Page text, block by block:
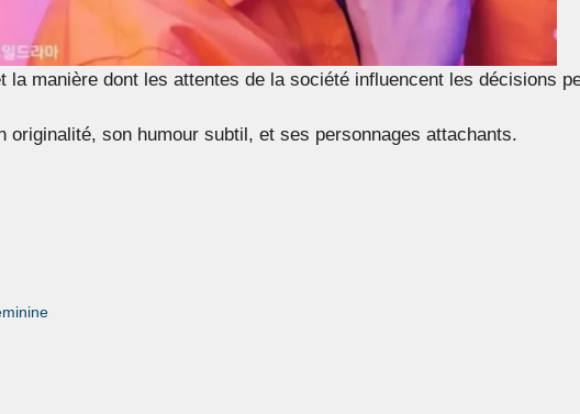
manière dont les attentes de la société influencent les décisions
son humour subtil, et ses personnages attachants.